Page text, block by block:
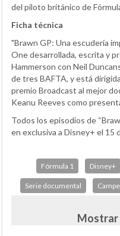
del piloto británico de
Ficha técnica
"Brawn GP: Una escudería
One desarrollada, escrita y
Hammerson con Neil
de tres BAFTA, y está
premio Broadcast al mejor
Keanu Reeves como
Todos los episodios de
en exclusiva a Disney+ el 15
Fórmula 1 Disney+
Serie documental
Mostrar